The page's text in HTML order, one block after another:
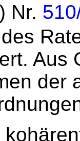
Nr.
Aus
der